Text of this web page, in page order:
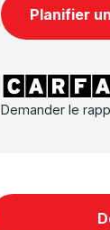
Planifier
Demander le